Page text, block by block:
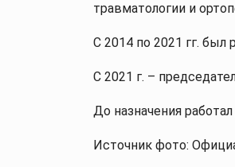
травматологии и
С 2014 по 2021 гг. был
С 2021 г. –
До назначения
Источник фото: